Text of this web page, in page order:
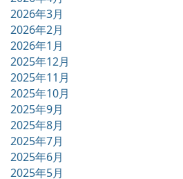
2026年3月
2026年2月
2026年1月
2025年12月
2025年11月
2025年10月
2025年9月
2025年8月
2025年7月
2025年6月
2025年5月